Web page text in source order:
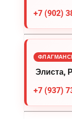
+7 (902)
Элиста,
+7 (937)